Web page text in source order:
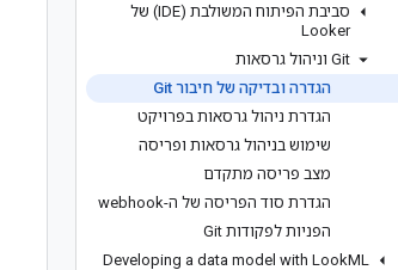
סביבת הפיתוח המשולבת (IDE) של
Looker
‫Git וניהול גרסאות
הגדרה ובדיקה של חיבור Git
הגדרת ניהול גרסאות בפרויקט
שימוש בניהול גרסאות ופריסה
מצב פריסה מתקדם
הגדרת סוד הפריסה של ה-webhook
הפניות לפקודות Git
Developing a data model with LookML